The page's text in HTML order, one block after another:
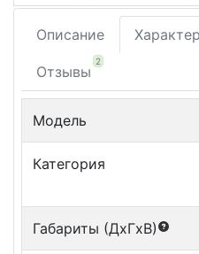
Описание
Отзывы
2
Модель
Категория
Габариты (ДxГxВ)